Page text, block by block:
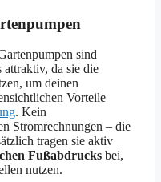
sind
attraktiv, da sie die
um deinen
Vorteile
. Kein
Stromrechnungen – die
tragen sie aktiv
Fußabdrucks bei,
nutzen.